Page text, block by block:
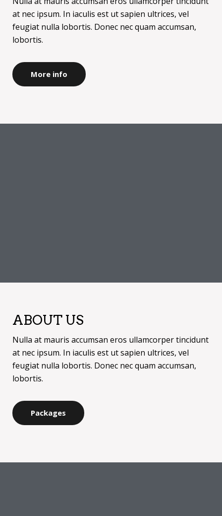
at nec ipsum. In iaculis est ut sapien ultrices, vel
feugiat nulla lobortis. Donec nec quam accumsan,
lobortis.
More info
ABOUT US
Nulla at mauris accumsan eros ullamcorper tincidunt
at nec ipsum. In iaculis est ut sapien ultrices, vel
feugiat nulla lobortis. Donec nec quam accumsan,
lobortis.
Packages